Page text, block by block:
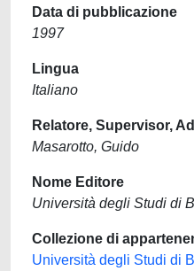
Data di pubblicazione
1997
Lingua
Italiano
Relatore, Supervisor,
Masarotto, Guido
Nome Editore
Università degli Studi di
Collezione di
Università degli Studi di